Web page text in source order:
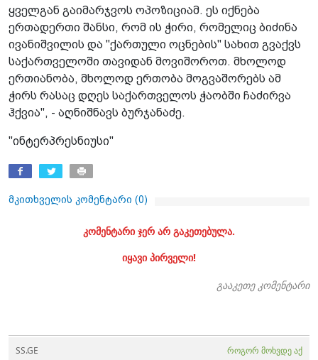
ყველგან გაიმარჯვოს ოპოზიციამ. ეს იქნება
ერთადერთი შანსი, რომ ის ჭირი, რომელიც ბიძინა
ივანიშვილის და "ქართული ოცნების" სახით გვაქვს
საქართველოში თავიდან მოვიშოროთ. მხოლოდ
ერთიანობა, მხოლოდ ერთობა მოგვაშორებს ამ
ჭირს რასაც დღეს საქართველოს ჭაობში ჩაძირვა
ჰქვია", - აღნიშნავს ბურჯანაძე.
"ინტერპრესნიუსი"
მკითხველის კომენტარი (0)
კომენტარი ჯერ არ გაკეთებულა.
იყავი პირველი!
გააკეთე კომენტარი
SS.GE როგორ მოხვდე აქ